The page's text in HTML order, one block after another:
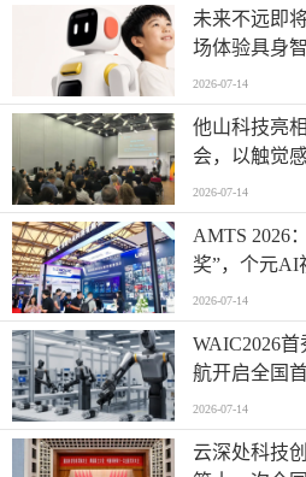
未来不远即
场体验具身
2026-07-14
他山科技亮
会，以触觉
2026-07-14
AMTS 2026
奖”，个元AI
硬核价值持续
2026-07-14
WAIC2026
航开启全国
规模化部署
2026-07-14
云深处科技